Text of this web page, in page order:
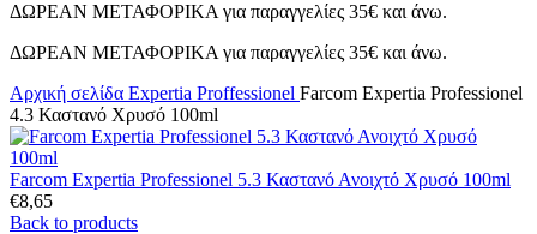
ΔΩΡΕΑΝ ΜΕΤΑΦΟΡΙΚΑ για παραγγελίες 35€ και άνω.
ΔΩΡΕΑΝ ΜΕΤΑΦΟΡΙΚΑ για παραγγελίες 35€ και άνω.
Αρχική σελίδα Expertia Proffessionel Farcom Expertia Professionel
4.3 Καστανό Χρυσό 100ml
Farcom Expertia Professionel 5.3 Καστανό Ανοιχτό Χρυσό 100ml
€8,65
Back to products